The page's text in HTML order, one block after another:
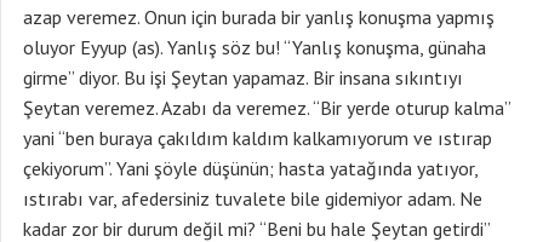
azap veremez. Onun için burada bir yanlış konuşma yapmış
oluyor Eyyup (as). Yanlış söz bu! “Yanlış konuşma, günaha
girme” diyor. Bu işi Şeytan yapamaz. Bir insana sıkıntıyı
Şeytan veremez. Azabı da veremez. “Bir yerde oturup kalma”
yani “ben buraya çakıldım kaldım kalkamıyorum ve ıstırap
çekiyorum”. Yani şöyle düşünün; hasta yatağında yatıyor,
ıstırabı var, afedersiniz tuvalete bile gidemiyor adam. Ne
kadar zor bir durum değil mi? “Beni bu hale Şeytan getirdi”